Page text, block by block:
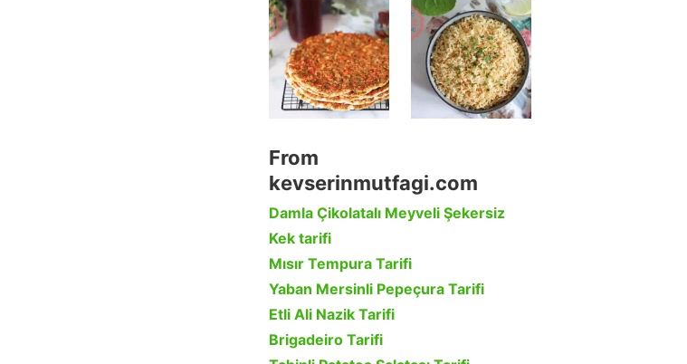
From
kevserinmutfagi.com
Damla Çikolatalı Meyveli Şekersiz
Kek tarifi
Mısır Tempura Tarifi
Yaban Mersinli Pepeçura Tarifi
Etli Ali Nazik Tarifi
Brigadeiro Tarifi